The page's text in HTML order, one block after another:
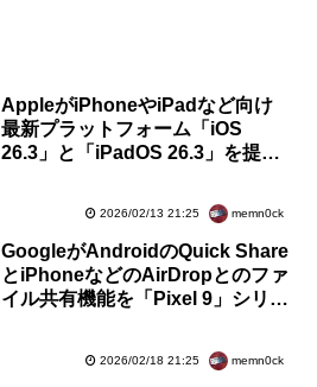
AppleがiPhoneやiPadなど向け
最新プラットフォーム「iOS
26.3」と「iPadOS 26.3」を提供
2026/02/13 21:25 memn0ck
GoogleがAndroidのQuick Share
とiPhoneなどのAirDropとのファ
イル共有機能を「Pixel 9」シリー
2026/02/18 21:25 memn0ck